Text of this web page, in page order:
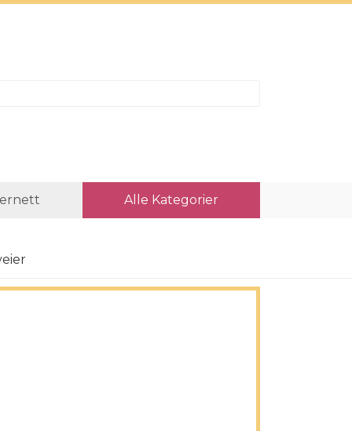
Alle Kategorier